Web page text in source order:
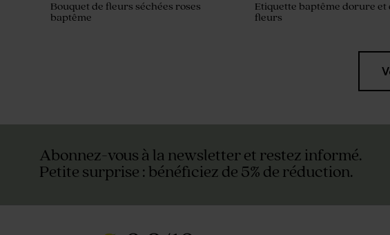
Bouquet de fleurs séchées roses
baptême
Etiquette baptême dorure et
fleurs
Abonnez-vous à la newsletter et restez informé.
Petite surprise : bénéficiez de 5% de réduction.